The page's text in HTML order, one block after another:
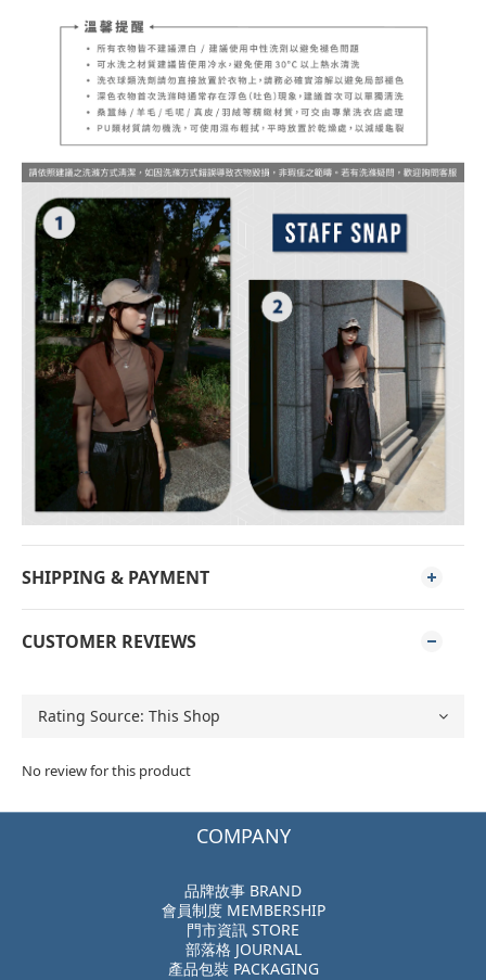
SHIPPING & PAYMENT
CUSTOMER REVIEWS
No review for this product
COMPANY
品牌故事 BRAND
會員制度 MEMBERSHIP
門市資訊 STORE
部落格 JOURNAL
產品包裝 PACKAGING